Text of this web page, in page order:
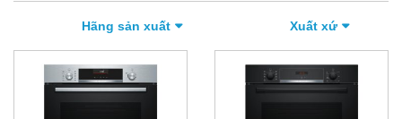
Hãng sản xuất Xuất xứ